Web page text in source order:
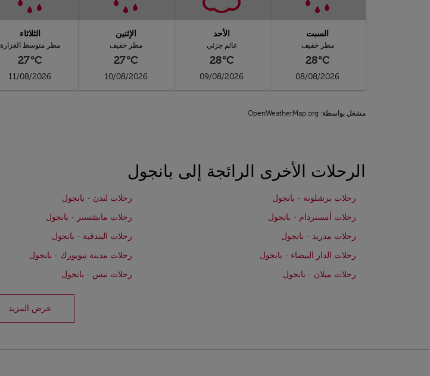
السبت
مطر خفيف
28°C
08/08/2026
الأحد
غائم جزئي
28°C
09/08/2026
الإثنين
مطر خفيف
27°C
10/08/2026
الثلاثاء
مطر متوسط الغزارة
27°C
11/08/2026
مشغل بواسطة: OpenWeatherMap.org
الرحلات الأخرى الرائجة إلى بانجول
رحلات برشلونة - بانجول رحلات لندن - بانجول
رحلات أمستردام - بانجول
رحلات مانشستر - بانجول
رحلات مدريد - بانجول
رحلات البندقية - بانجول
رحلات الدار البيضاء - بانجول
رحلات مدينة نيويورك - بانجول
رحلات ميلان - بانجول
رحلات نيس - بانجول
عرض المزيد